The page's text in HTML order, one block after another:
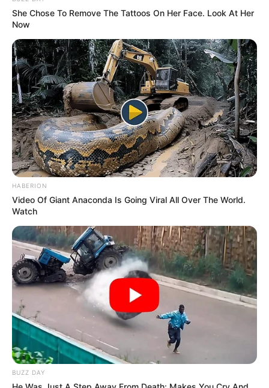
TAGS
ΛΙΑΝΗ ΑΜΜΟΣ ΧΑΛΚΙΔΑΣ
ΤΑΥΤΟΤΗΤΑ ΚΑΙ ΕΠΙΚΟΙΝΩΝΙΑ ΟΡΟΙ ΧΡΗΣΗΣ
She Chose To Remove The Tattoos On Her Face. Look At Her
Now
HABERION
Video Of Giant Anaconda Is Going Viral All Over The World.
Watch
BUZZ DAY